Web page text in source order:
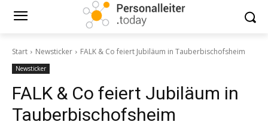
Start Newsticker FALK & Co feiert Jubiläum in Tauberbischofsheim
Newsticker
FALK & Co feiert Jubiläum in
Tauberbischofsheim